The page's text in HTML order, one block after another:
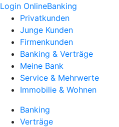
Login OnlineBanking
Privatkunden
Junge Kunden
Firmenkunden
Banking & Verträge
Meine Bank
Service & Mehrwerte
Immobilie & Wohnen
Banking
Verträge